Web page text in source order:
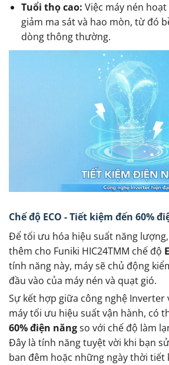
Tuổi thọ cao: Việc máy nén
giảm ma sát và hao mòn, từ đó
dòng thông thường.
Chế độ ECO - Tiết kiệm đến 60%
Để tối ưu hóa hiệu suất năng
thêm cho Funiki HIC24TMM chế độ
tính năng này, máy sẽ chủ động
đầu vào của máy nén và quạt gió.
Sự kết hợp giữa công nghệ Inverter
máy tối ưu hiệu suất vận hành, có
60% điện năngso với chế độ làm
Đây là tính năng tuyệt vời khi bạn
ban đêm hoặc những ngày thời tiết